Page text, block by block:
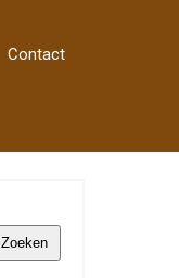
Contact
Zoeken